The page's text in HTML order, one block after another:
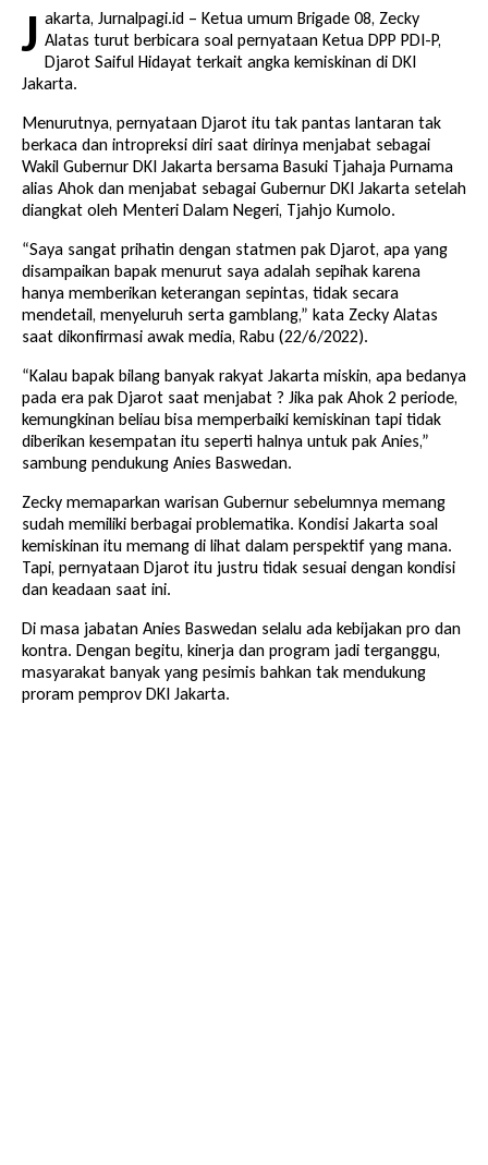
J akarta, Jurnalpagi.id – Ketua umum Brigade 08, Zecky
Alatas turut berbicara soal pernyataan Ketua DPP PDI-P,
Djarot Saiful Hidayat terkait angka kemiskinan di DKI
Jakarta.
Menurutnya, pernyataan Djarot itu tak pantas lantaran tak
berkaca dan intropreksi diri saat dirinya menjabat sebagai
Wakil Gubernur DKI Jakarta bersama Basuki Tjahaja Purnama
alias Ahok dan menjabat sebagai Gubernur DKI Jakarta setelah
diangkat oleh Menteri Dalam Negeri, Tjahjo Kumolo.
“Saya sangat prihatin dengan statmen pak Djarot, apa yang
disampaikan bapak menurut saya adalah sepihak karena
hanya memberikan keterangan sepintas, tidak secara
mendetail, menyeluruh serta gamblang,” kata Zecky Alatas
saat dikonfirmasi awak media, Rabu (22/6/2022).
“Kalau bapak bilang banyak rakyat Jakarta miskin, apa bedanya
pada era pak Djarot saat menjabat ? Jika pak Ahok 2 periode,
kemungkinan beliau bisa memperbaiki kemiskinan tapi tidak
diberikan kesempatan itu seperti halnya untuk pak Anies,”
sambung pendukung Anies Baswedan.
Zecky memaparkan warisan Gubernur sebelumnya memang
sudah memiliki berbagai problematika. Kondisi Jakarta soal
kemiskinan itu memang di lihat dalam perspektif yang mana.
Tapi, pernyataan Djarot itu justru tidak sesuai dengan kondisi
dan keadaan saat ini.
Di masa jabatan Anies Baswedan selalu ada kebijakan pro dan
kontra. Dengan begitu, kinerja dan program jadi terganggu,
masyarakat banyak yang pesimis bahkan tak mendukung
proram pemprov DKI Jakarta.